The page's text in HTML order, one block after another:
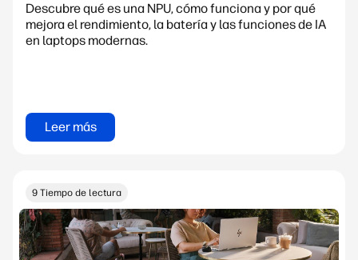
Descubre qué es una NPU, cómo funciona y por qué
mejora el rendimiento, la batería y las funciones de IA
en laptops modernas.
Leer más
9 Tiempo de lectura